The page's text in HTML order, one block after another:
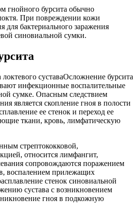
гнойного бурсита обычно
При повреждении кожи
для бактериального заражения
синовиальной сумки.
Осложнение бурсита
инфекционные воспалительные
сумке. Опасным следствием
является скопление гноя в полости
ее стенок и переход ее
ткани, кровь, лимфатическую
стрептококковой,
относится лимфангит,
сопровождаются поражением
воспалением прилежащих
стенок синовиальной
сустава с возникновением
гноя в подкожную